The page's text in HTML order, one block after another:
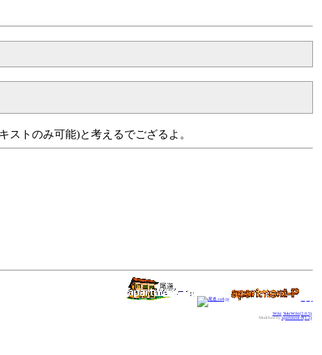
ストのみ可能)と考えるでござるよ。
Wiki YukiWiki(2.0.5).
Modified byapartment-P(1.2).